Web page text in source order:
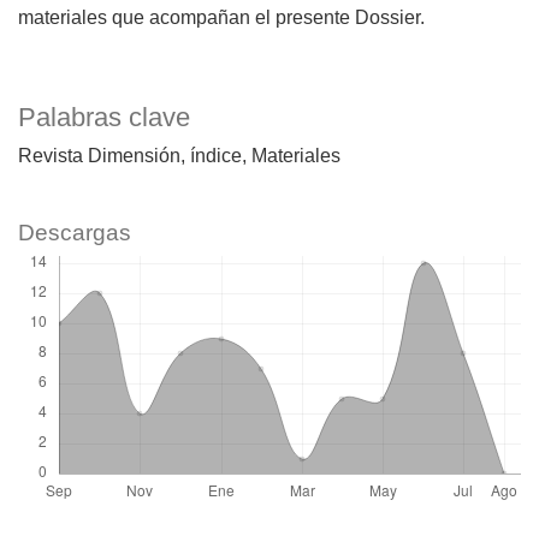
Palabras clave
Revista Dimensión índice Materiales
materiales que acompañan el presente Dossier.
Descargas